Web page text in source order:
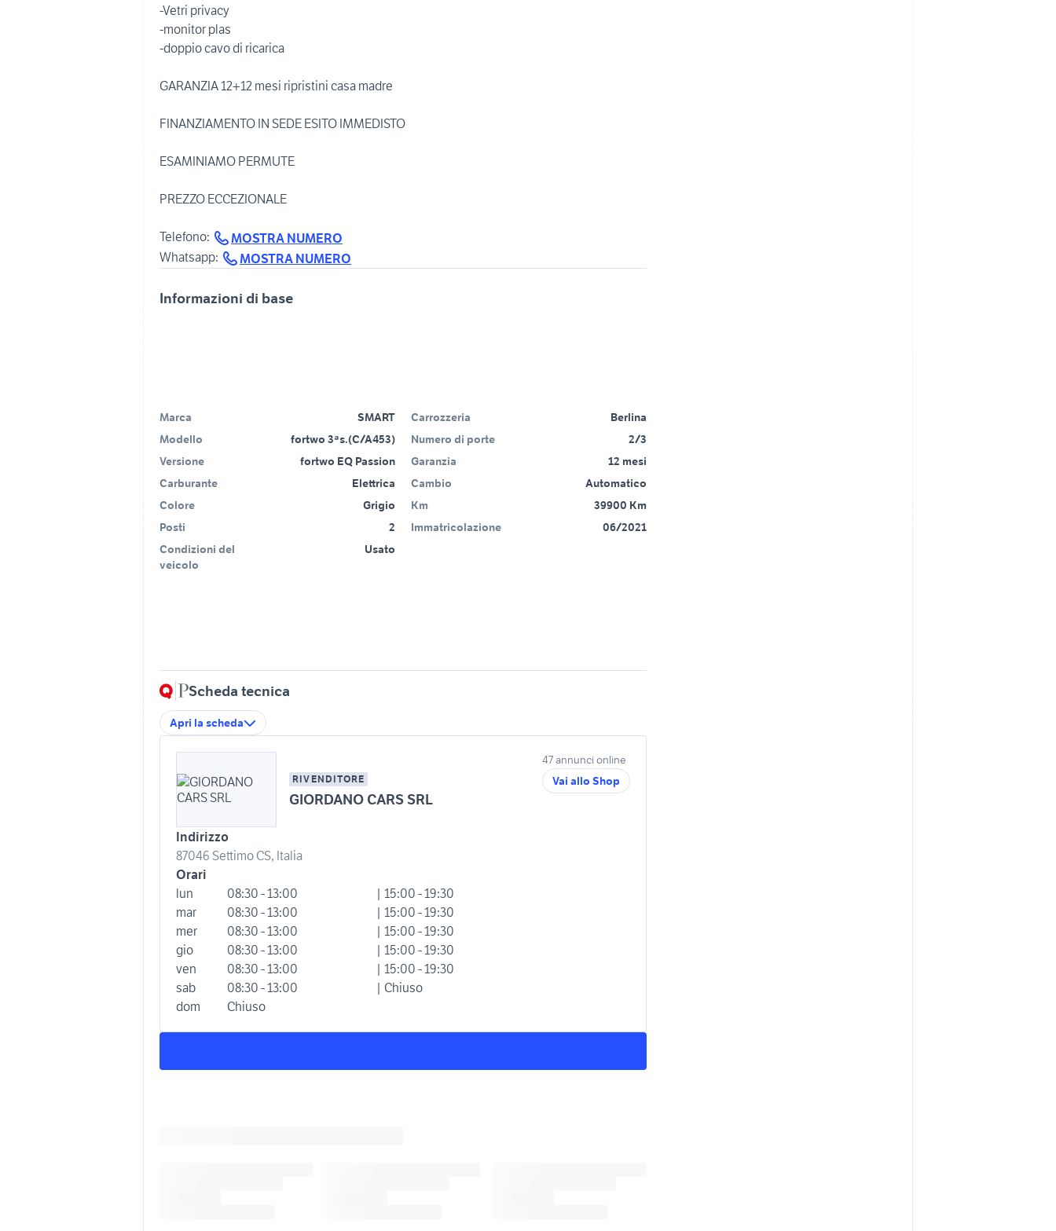
-Vetri privacy
-monitor plas
-doppio cavo di ricarica
GARANZIA 12+12 mesi ripristini casa madre
FINANZIAMENTO IN SEDE ESITO IMMEDISTO
ESAMINIAMO PERMUTE
️️PREZZO ECCEZIONALE️️
️Telefono:
MOSTRA NUMERO
Whatsapp:
MOSTRA NUMERO
Informazioni di base
Marca
SMART
Modello
fortwo 3ªs.(C/A453)
Versione
fortwo EQ Passion
Carburante
Elettrica
Colore
Grigio
Posti
2
Condizioni del
veicolo
Usato
Carrozzeria
Berlina
Numero di porte
2/3
Garanzia
12 mesi
Cambio
Automatico
Km
39900 Km
Immatricolazione
06/2021
Scheda tecnica
Apri la scheda
RIVENDITORE
GIORDANO CARS SRL
Indirizzo
87046 Settimo CS, Italia
Orari
lun
08:30 - 13:00
| 15:00 - 19:30
mar
08:30 - 13:00
| 15:00 - 19:30
mer
08:30 - 13:00
| 15:00 - 19:30
gio
08:30 - 13:00
| 15:00 - 19:30
ven
08:30 - 13:00
| 15:00 - 19:30
sab
08:30 - 13:00
| Chiuso
dom
Chiuso
47 annunci online
Vai allo Shop